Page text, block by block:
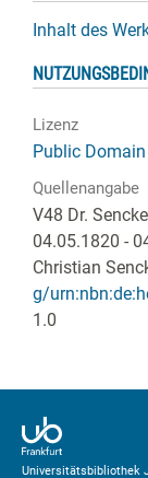
Inhalt des
Lizenz
Public
Quellenangabe
V48 Dr.
04.05.1820 -
Christian
g/
1.0
Universitätsbibliothek